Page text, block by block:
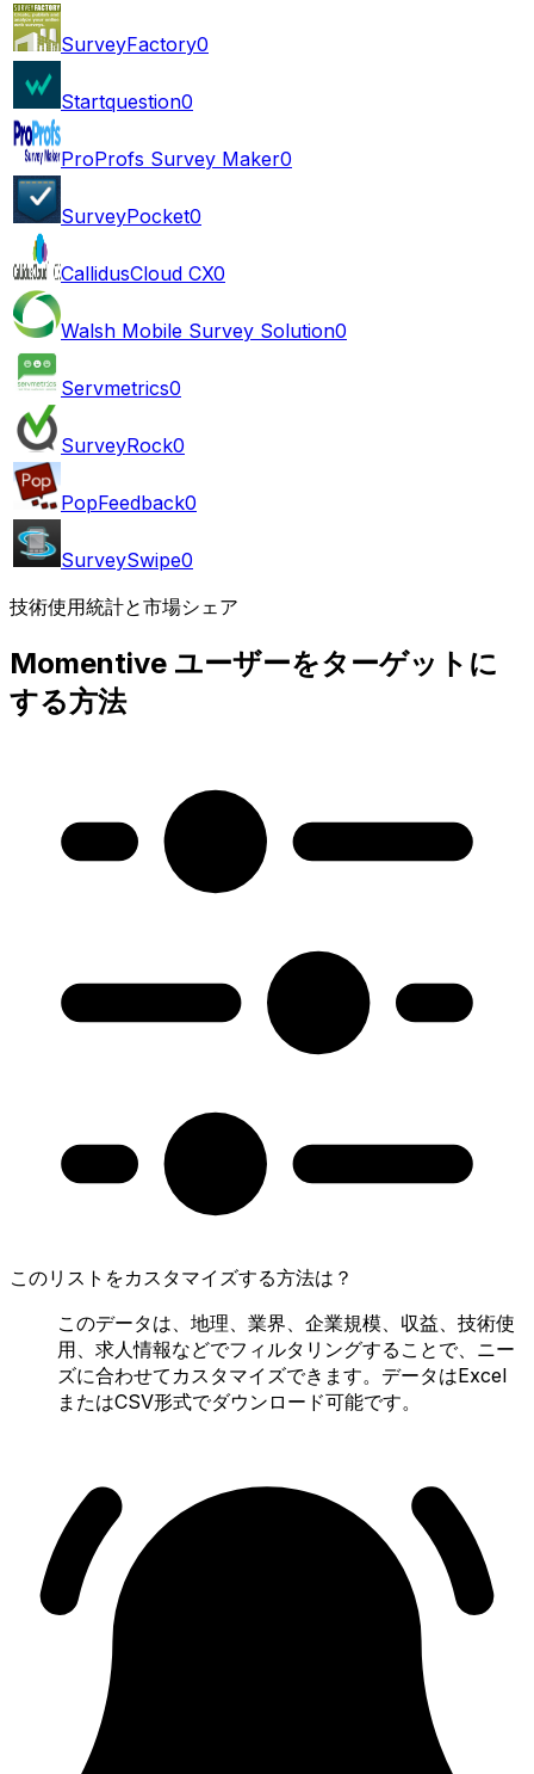
SurveyFactory0
Startquestion0
ProProfs Survey Maker0
SurveyPocket0
CallidusCloud CX0
Walsh Mobile Survey Solution0
Servmetrics0
SurveyRock0
PopFeedback0
SurveySwipe0
技術使用統計と市場シェア
Momentive ユーザーをターゲットに
する方法
このリストをカスタマイズする方法は？
このデータは、地理、業界、企業規模、収益、技術使
用、求人情報などでフィルタリングすることで、ニー
ズに合わせてカスタマイズできます。データはExcel
またはCSV形式でダウンロード可能です。